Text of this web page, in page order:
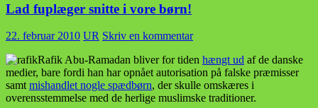
Lad fuplæger snitte i vore børn!
22. februar 2010 UR Skriv en kommentar
Rafik Abu-Ramadan bliver for tiden hængt ud af de danske
medier, bare fordi han har opnået autorisation på falske præmisser
samt mishandlet nogle spædbørn, der skulle omskæres i
overensstemmelse med de herlige muslimske traditioner.